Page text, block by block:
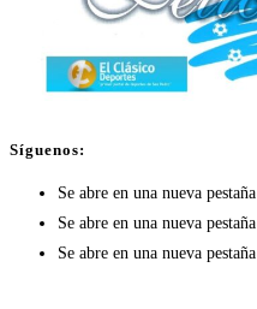
Síguenos:
Se abre en una nueva pestaña
Se abre en una nueva pestaña
Se abre en una nueva pestaña